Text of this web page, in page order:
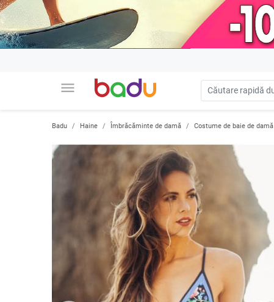
menu
Badu Haine Îmbrăcăminte de damă Costume de baie de damă